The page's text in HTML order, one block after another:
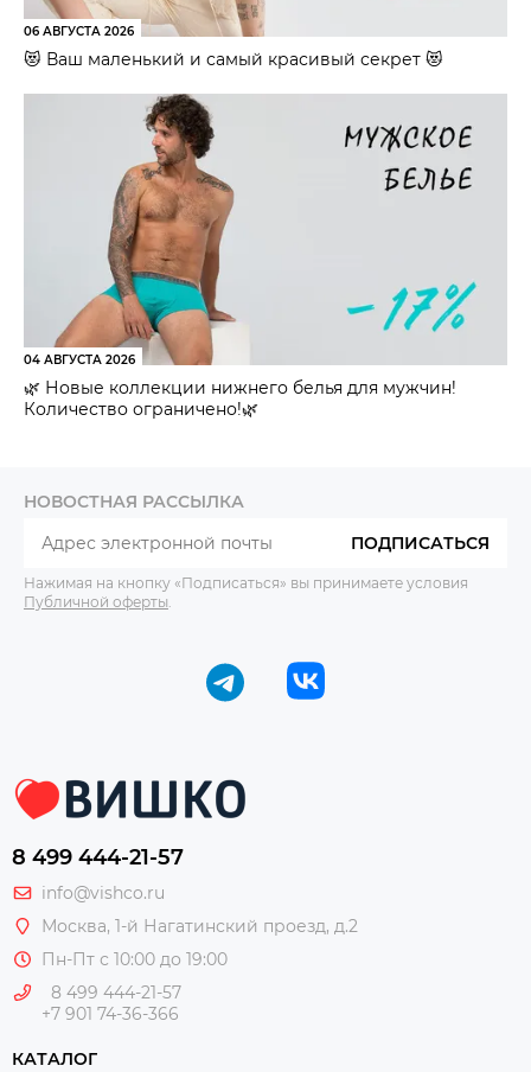
06 АВГУСТА 2026
😻 Ваш маленький и самый красивый секрет 😻
04 АВГУСТА 2026
🌿 Новые коллекции нижнего белья для мужчин!
Количество ограничено!🌿
НОВОСТНАЯ РАССЫЛКА
ПОДПИСАТЬСЯ
Нажимая на кнопку «Подписаться» вы принимаете условия
Публичной оферты
8 499 444-21-57
info@vishco.ru
Москва, 1-й Нагатинский проезд, д.2
Пн-Пт с 10:00 до 19:00
8 499 444-21-57
+7 901 74-36-366
КАТАЛОГ